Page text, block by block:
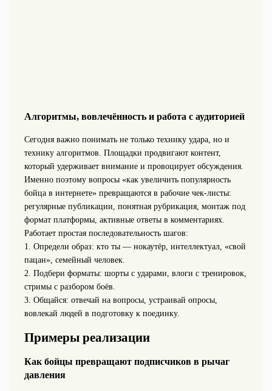
Алгоритмы, вовлечённость и работа с аудиторией
Сегодня важно понимать не только технику удара, но и
технику алгоритмов. Площадки продвигают контент,
который удерживает внимание и провоцирует обсуждения.
Именно поэтому вопросы «как увеличить популярность
бойца в интернете» превращаются в рабочие чек-листы:
регулярные публикации, понятная рубрикация, монтаж под
формат платформы, активные ответы в комментариях.
Работает простая последовательность шагов:
1. Определи образ: кто ты — нокаутёр, интеллектуал, «свой
пацан», семейный человек.
2. Подбери форматы: шорты с ударами, влоги с тренировок,
стримы с разбором боёв.
3. Общайся: отвечай на вопросы, устраивай опросы,
вовлекай людей в подготовку к поединку.
Примеры реализации
Как бойцы превращают подписчиков в рычаг
давления